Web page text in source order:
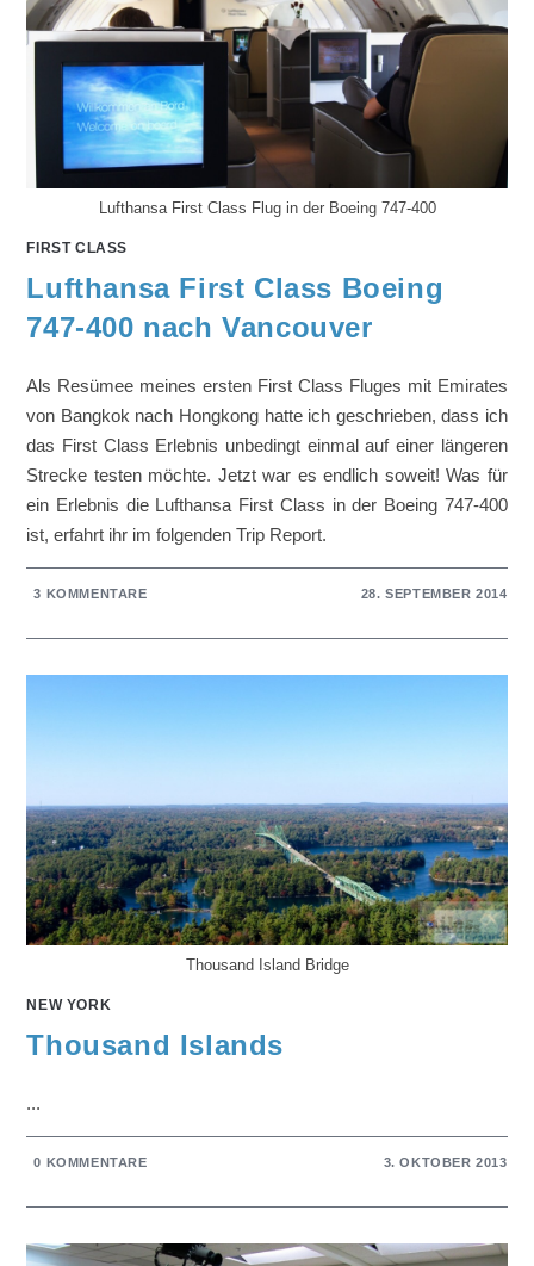
Lufthansa First Class Flug in der Boeing 747-400
FIRST CLASS
Lufthansa First Class Boeing
747-400 nach Vancouver
Als Resümee meines ersten First Class Fluges mit Emirates
von Bangkok nach Hongkong hatte ich geschrieben, dass ich
das First Class Erlebnis unbedingt einmal auf einer längeren
Strecke testen möchte. Jetzt war es endlich soweit! Was für
ein Erlebnis die Lufthansa First Class in der Boeing 747-400
ist, erfahrt ihr im folgenden Trip Report.
3 KOMMENTARE 28. SEPTEMBER 2014
Thousand Island Bridge
NEW YORK
Thousand Islands
...
0 KOMMENTARE 3. OKTOBER 2013